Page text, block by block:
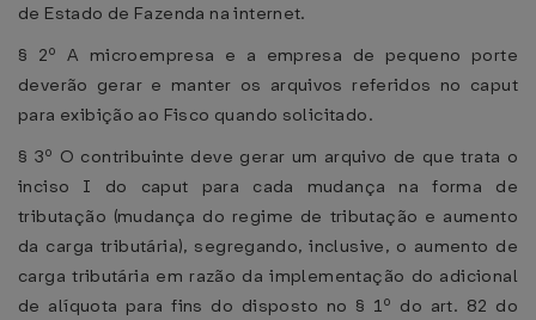
de Estado de Fazenda na internet.
§ 2º A microempresa e a empresa de pequeno porte
deverão gerar e manter os arquivos referidos no caput
para exibição ao Fisco quando solicitado.
§ 3º O contribuinte deve gerar um arquivo de que trata o
inciso I do caput para cada mudança na forma de
tributação (mudança do regime de tributação e aumento
da carga tributária), segregando, inclusive, o aumento de
carga tributária em razão da implementação do adicional
de alíquota para fins do disposto no § 1º do art. 82 do